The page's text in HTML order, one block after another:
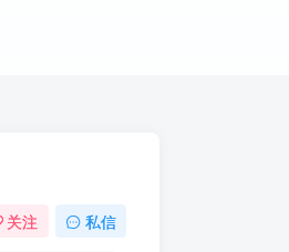
关注 私信